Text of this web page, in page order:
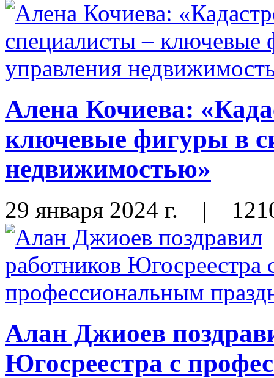
Алена Кочиева:
ключевые фигуры в
недвижимостью»
29 января 2024 г. |
Алан Джиоев
Югосреестра с